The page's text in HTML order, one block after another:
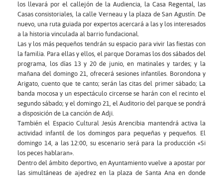
los llevará por el callejón de la Audiencia, la Casa Regental, las
Casas consistoriales, la calle Verneau y la plaza de San Agustín. De
nuevo, una ruta guiada por expertos acercará a las y los interesados
a la historia vinculada al barrio fundacional.
Las y los más pequeños tendrán su espacio para vivir las fiestas con
la familia. Para ellas y ellos, el parque Doramas los dos sábados del
programa, los días 13 y 20 de junio, en matinales y tardes; y la
mañana del domingo 21, ofrecerá sesiones infantiles. Borondona y
Arigato, cuento que te canto; serán las citas del primer sábado; La
banda mocosa y un espectáculo circense se harán con el recinto el
segundo sábado; y el domingo 21, el Auditorio del parque se pondrá
a disposición de La canción de Adji.
También el Espacio Cultural Jesús Arencibia mantendrá activa la
actividad infantil de los domingos para pequeñas y pequeños. El
domingo 14, a las 12:00, su escenario será para la producción «Si
los peces hablaran».
Dentro del ámbito deportivo, en Ayuntamiento vuelve a apostar por
las simultáneas de ajedrez en la plaza de Santa Ana en donde